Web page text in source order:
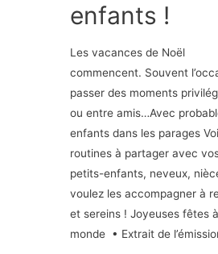
enfants !
Les vacances de Noël
commencent. Souvent
passer des moments
ou entre amis…Avec
enfants dans les parages
routines à partager avec
petits-enfants, neveux,
voulez les accompagner à
et sereins ! Joyeuses fêtes
monde • Extrait de